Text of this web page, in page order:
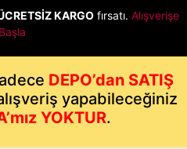
KARGO fırsatı. Alışverişe
Başla
DEPO’dan SATIŞ
yapabileceğiniz
YOKTUR.